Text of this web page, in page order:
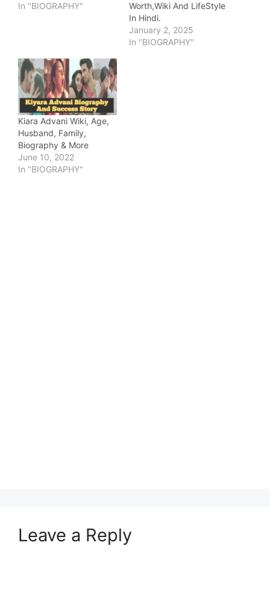
In "BIOGRAPHY"
Worth,Wiki And LifeStyle
In Hindi.
January 2, 2025
In "BIOGRAPHY"
Kiara Advani Wiki, Age,
Husband, Family,
Biography & More
June 10, 2022
In "BIOGRAPHY"
Leave a Reply